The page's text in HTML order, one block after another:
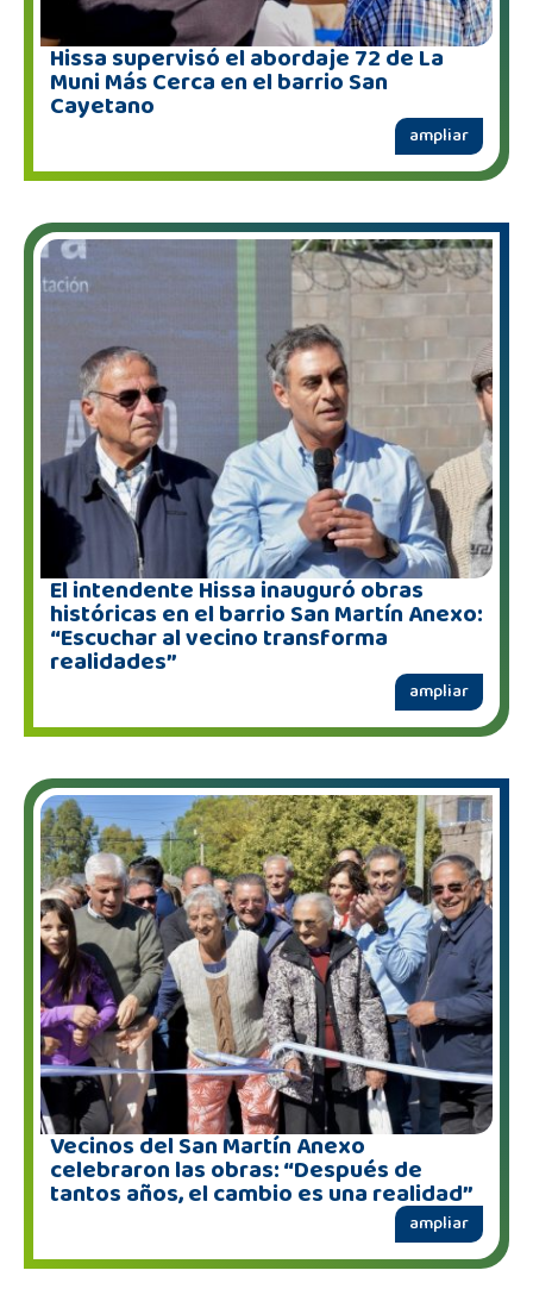
Hissa supervisó el abordaje 72 de La
Muni Más Cerca en el barrio San
Cayetano
ampliar
El intendente Hissa inauguró obras
históricas en el barrio San Martín Anexo:
“Escuchar al vecino transforma
realidades”
ampliar
Vecinos del San Martín Anexo
celebraron las obras: “Después de
tantos años, el cambio es una realidad”
ampliar